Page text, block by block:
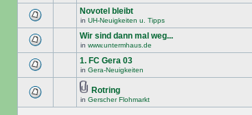
Novotel bleibt
in UH-Neuigkeiten u. Tipps
Wir sind dann mal weg...
in www.untermhaus.de
1. FC Gera 03
in Gera-Neuigkeiten
Rotring
in Gerscher Flohmarkt